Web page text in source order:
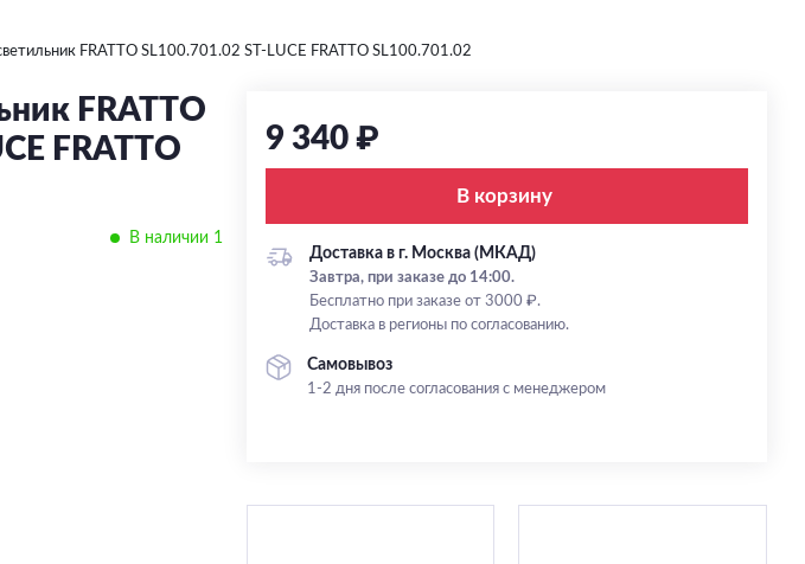
FRATTO SL100.701.02 ST-LUCE FRATTO SL100.701.02
FRATTO
FRATTO
В наличии 1
9 340 ₽
В корзину
Доставка в г. Москва (МКАД)
Завтра, при заказе до 14:00.
Бесплатно при заказе от 3000 ₽.
Доставка в регионы по согласованию.
Самовывоз
1-2 дня после согласования с менеджером